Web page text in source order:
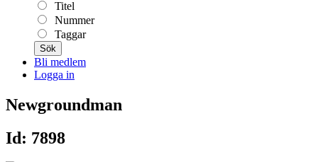
Titel
Nummer
Taggar
Sök
Bli medlem
Logga in
Newgroundman
Id: 7898